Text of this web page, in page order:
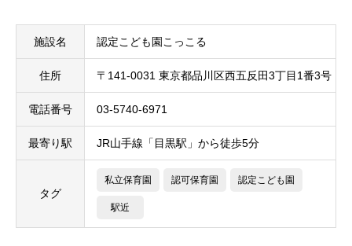
施設名 認定こども園こっこる
住所 〒141-0031 東京都品川区西五反田3丁目1番3号
電話番号 03-5740-6971
最寄り駅 JR山手線「目黒駅」から徒歩5分
タグ
私立保育園 認可保育園 認定こども園
駅近